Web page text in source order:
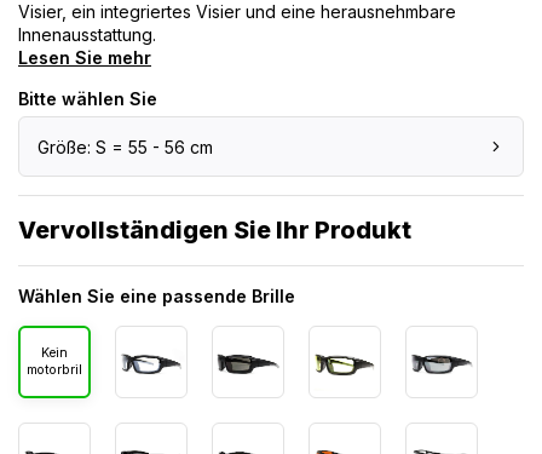
Visier, ein integriertes Visier und eine herausnehmbare
Innenausstattung.
Lesen Sie mehr
Bitte wählen Sie
Größe: S = 55 - 56 cm
Vervollständigen Sie Ihr Produkt
Wählen Sie eine passende Brille
Kein
motorbril